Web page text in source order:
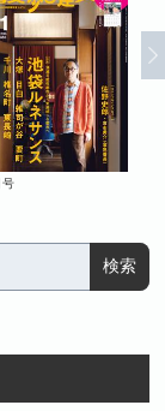
号